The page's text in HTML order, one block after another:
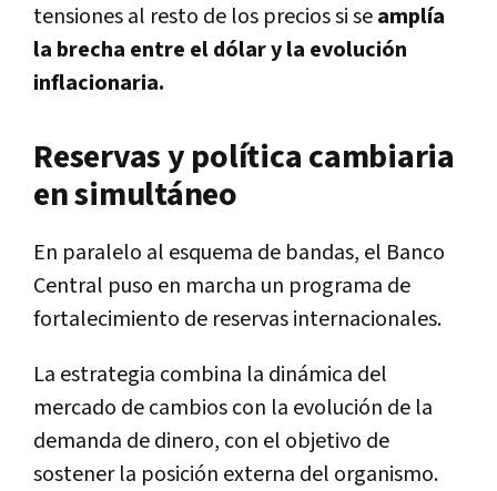
tensiones al resto de los precios si seamplía
la brecha entre el dólar y la evolución
inflacionaria.
Reservas y política cambiaria
en simultáneo
En paralelo al esquema de bandas, el Banco
Central puso en marcha un programa de
fortalecimiento de reservas internacionales.
La estrategia combina la dinámica del
mercado de cambios con la evolución de la
demanda de dinero, con el objetivo de
sostener la posición externa del organismo.